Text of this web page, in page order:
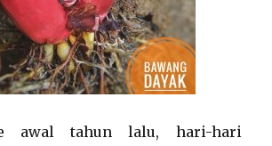
awal tahun lalu, hari-hari